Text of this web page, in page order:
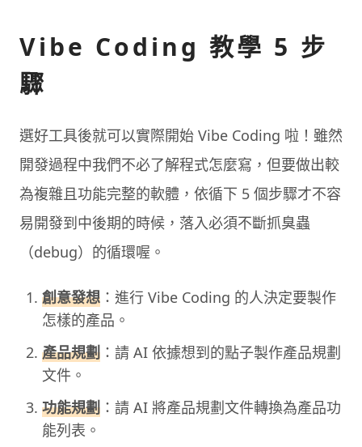
Vibe Coding 教學 5 步
驟
選好工具後就可以實際開始 Vibe Coding 啦！雖然
開發過程中我們不必了解程式怎麼寫，但要做出較
為複雜且功能完整的軟體，依循下 5 個步驟才不容
易開發到中後期的時候，落入必須不斷抓臭蟲
（debug）的循環喔。
創意發想 ：進行 Vibe Coding 的人決定要製作
怎樣的產品。
產品規劃 ：請 AI 依據想到的點子製作產品規劃
文件。
功能規劃 ：請 AI 將產品規劃文件轉換為產品功
能列表。